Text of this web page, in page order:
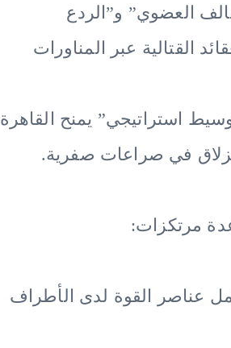
العضوي” و”الردع
القتالية عبر المناورات
استراتيجي” يمنح القاهرة
في صراعات صفرية.
مرتكزات:
عناصر القوة لدى الأطراف